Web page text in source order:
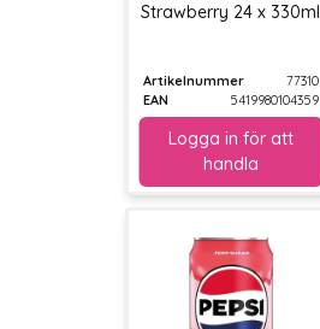
Strawberry 24 x 330ml
Artikelnummer
77310
EAN
5419980104359